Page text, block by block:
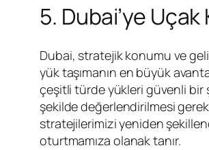
5. Dubai’ye
Dubai, stratejik konumu ve
yük taşımanın en büyük
çeşitli türde yükleri güvenli bir
şekilde değerlendirilmesi
stratejilerimizi yeniden
oturtmamıza olanak tanır.